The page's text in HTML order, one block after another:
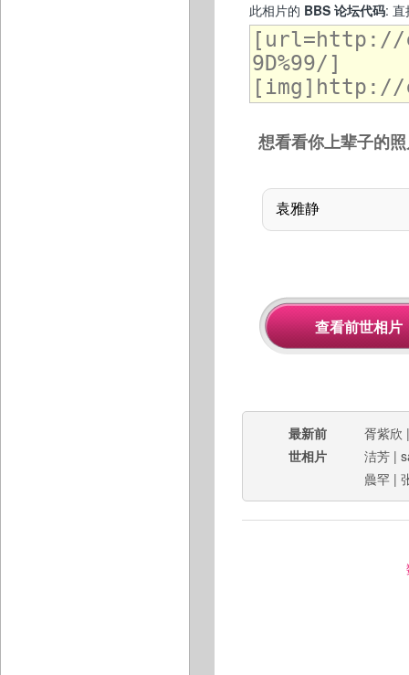
此相片的 BBS 论坛代码: 直
想看看你上辈子的
最新前
世相片
胥紫欣
洁芳 |
曟罕 |